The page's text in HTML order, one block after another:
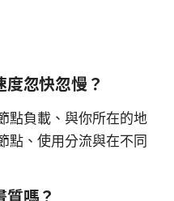
忽快忽慢？
點負載、與你所在的地
點、使用分流與在不同
嗎？